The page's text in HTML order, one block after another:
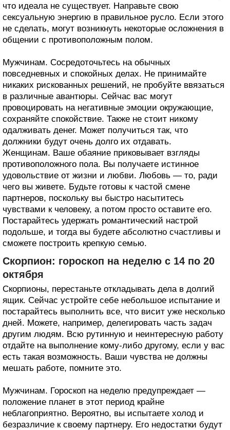
что идеала не существует. Направьте свою
сексуальную энергию в правильное русло. Если этого
не сделать, могут возникнуть некоторые осложнения в
общении с противоположным полом.
Мужчинам. Сосредоточьтесь на обычных
повседневных и спокойных делах. Не принимайте
никаких рискованных решений, не пробуйте ввязаться
в различные авантюры. Сейчас вас могут
провоцировать на негативные эмоции окружающие,
сохраняйте спокойствие. Также не стоит никому
одалживать денег. Может получиться так, что
должники будут очень долго их отдавать.
Женщинам. Ваше обаяние приковывает взгляды
противоположного пола. Вы получаете истинное
удовольствие от жизни и любви. Любовь — то, ради
чего вы живете. Будьте готовы к частой смене
партнеров, поскольку вы быстро насытитесь
чувствами к человеку, а потом просто оставите его.
Постарайтесь удержать романтический настрой
подольше, и тогда вы будете абсолютно счастливы и
сможете построить крепкую семью.
Скорпион: гороскоп на неделю с 14 по 20
октября
Скорпионы, перестаньте откладывать дела в долгий
ящик. Сейчас устройте себе небольшое испытание и
постарайтесь выполнить все, что висит уже несколько
дней. Можете, например, делегировать часть задач
другим людям. Всю рутинную и неинтересную работу
отдайте на выполнение кому-либо другому, если у вас
есть такая возможность. Ваши чувства не должны
мешать работе, помните это.
Мужчинам. Гороскоп на неделю предупреждает —
положение планет в этот период крайне
неблагоприятно. Вероятно, вы испытаете холод и
безразличие к своему партнеру. Его недостатки будут